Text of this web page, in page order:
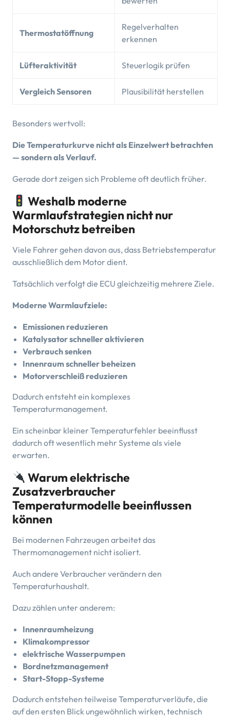
Thermostatöffnung
Regelverhalten
erkennen
Lüfteraktivität Steuerlogik prüfen
Vergleich Sensoren Plausibilität herstellen
Besonders wertvoll:
Die Temperaturkurve nicht als Einzelwert betrachten
— sondern als Verlauf.
Gerade dort zeigen sich Probleme oft deutlich früher.
Weshalb moderne
Warmlaufstrategien nicht nur
Motorschutz betreiben
Viele Fahrer gehen davon aus, dass Betriebstemperatur
ausschließlich dem Motor dient.
Tatsächlich verfolgt die ECU gleichzeitig mehrere Ziele.
Moderne Warmlaufziele:
Emissionen reduzieren
Katalysator schneller aktivieren
Verbrauch senken
Innenraum schneller beheizen
Motorverschleiß reduzieren
Dadurch entsteht ein komplexes
Temperaturmanagement.
Ein scheinbar kleiner Temperaturfehler beeinflusst
dadurch oft wesentlich mehr Systeme als viele
erwarten.
Warum elektrische
Zusatzverbraucher
Temperaturmodelle beeinflussen
können
Bei modernen Fahrzeugen arbeitet das
Thermomanagement nicht isoliert.
Auch andere Verbraucher verändern den
Temperaturhaushalt.
Dazu zählen unter anderem:
Innenraumheizung
Klimakompressor
elektrische Wasserpumpen
Bordnetzmanagement
Start-Stopp-Systeme
Dadurch entstehen teilweise Temperaturverläufe, die
auf den ersten Blick ungewöhnlich wirken, technisch